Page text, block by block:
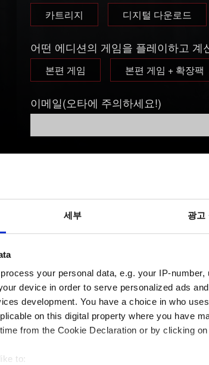
세부 광고
process your personal data, e.g. your IP-
device in order to serve personalized ads
development. You have a choice in who
on this digital property where you have
from the Cookie Declaration or by clicking
to:
카트리지 디지털 다운로드
어떤 에디션의 게임을 플레이하고 계
본편 게임 본편 게임 + 확장팩
이메일(오타에 주의하세요!)
보고서에 파일을 첨부할 수 있습니다. 예를
첨부 파일의 크기는 최대 12MB입니다.
찾아보기